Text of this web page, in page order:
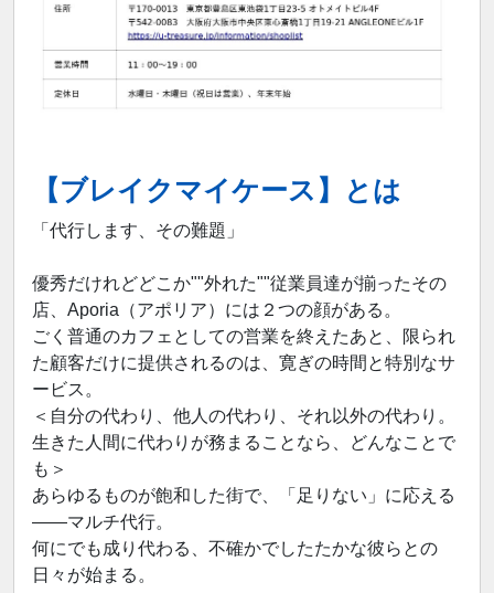
【ブレイクマイケース】とは
「代行します、その難題」
優秀だけれどどこか""外れた""従業員達が揃ったその
店、Aporia（アポリア）には２つの顔がある。
ごく普通のカフェとしての営業を終えたあと、限られ
た顧客だけに提供されるのは、寛ぎの時間と特別なサ
ービス。
＜自分の代わり、他人の代わり、それ以外の代わり。
生きた人間に代わりが務まることなら、どんなことで
も＞
あらゆるものが飽和した街で、「足りない」に応える
――マルチ代行。
何にでも成り代わる、不確かでしたたかな彼らとの
日々が始まる。